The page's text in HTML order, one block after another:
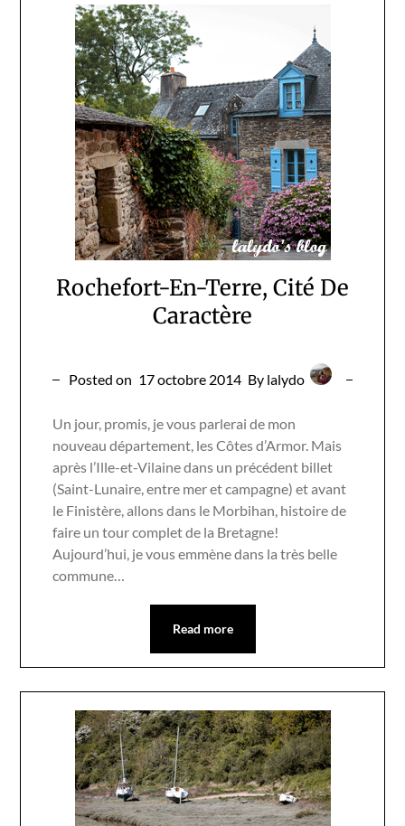
Rochefort-En-Terre, Cité De
Caractère
Posted on 17 octobre 2014 By lalydo
Un jour, promis, je vous parlerai de mon
nouveau département, les Côtes d’Armor. Mais
après l’Ille-et-Vilaine dans un précédent billet
(Saint-Lunaire, entre mer et campagne) et avant
le Finistère, allons dans le Morbihan, histoire de
faire un tour complet de la Bretagne!
Aujourd’hui, je vous emmène dans la très belle
commune…
Read more